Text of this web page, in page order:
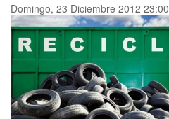
Domingo, 23 Diciembre 2012 23:00